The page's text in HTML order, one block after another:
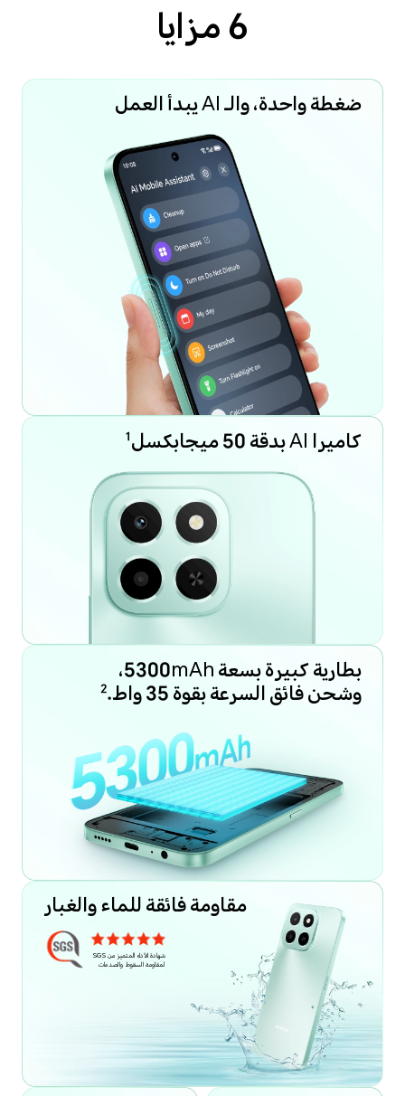
6 مزايا
ضغطة واحدة، والـ AI يبدأ العمل
كاميرا AI بدقة 50 ميجابكسل 1
بطارية كبيرة بسعة 5300mAh،
وشحن فائق السرعة بقوة 35 واط. 2
مقاومة فائقة للماء والغبار
شهادة الأداء المتميز من SGS
لمقاومة السقوط والصدمات